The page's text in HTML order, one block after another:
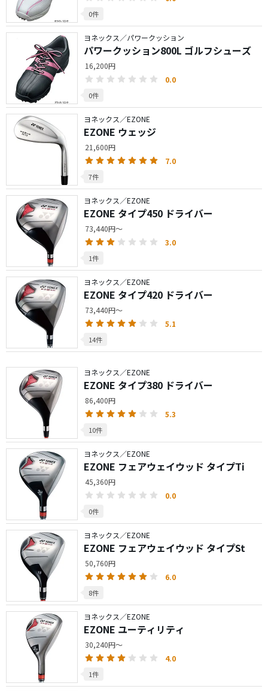
0件
ヨネックス／パワークッション
パワークッション800L ゴルフシューズ
16,200円
0.0
0件
ヨネックス／EZONE
EZONE ウェッジ
21,600円
7.0
7件
ヨネックス／EZONE
EZONE タイプ450 ドライバー
73,440円～
3.0
1件
ヨネックス／EZONE
EZONE タイプ420 ドライバー
73,440円～
5.1
14件
ヨネックス／EZONE
EZONE タイプ380 ドライバー
86,400円
5.3
10件
ヨネックス／EZONE
EZONE フェアウェイウッド タイプTi
45,360円
0.0
0件
ヨネックス／EZONE
EZONE フェアウェイウッド タイプSt
50,760円
6.0
8件
ヨネックス／EZONE
EZONE ユーティリティ
30,240円～
4.0
1件